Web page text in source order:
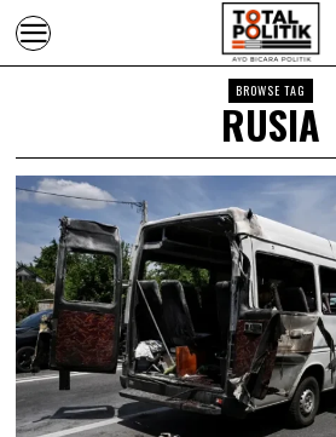
BROWSE TAG
RUSIA